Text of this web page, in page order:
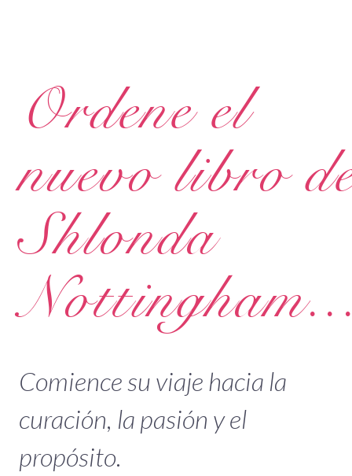
Ordene el
nuevo libro
Shlonda
Comience su viaje hacia la
curación, la pasión y el
propósito.